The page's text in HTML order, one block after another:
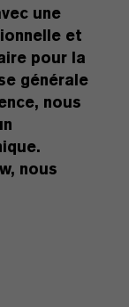
une
et
pour la
générale
nous
nous